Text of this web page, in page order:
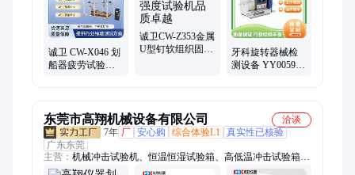
诚卫 CW-X046 划
船器疲劳试验机
诚卫CW-Z353金属
U型钉软组织固定
牙科旋转器械检
测设备 YY0059.2-
东莞市高翔机械设备有限公司
洽谈
7年 厂 安心购 综合体验L1
真实性已核验
广东东莞
主营： 机械冲击试验机、恒温恒湿试验箱、高低温冲击试验箱、
跌落试验机、振动试验机、包装抗压试验机、全自动插拔力试验